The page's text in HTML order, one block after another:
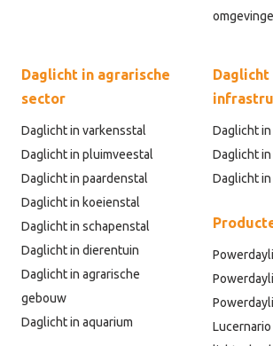
Daglicht in agrarische
sector
Daglicht in varkensstal
Daglicht in pluimveestal
Daglicht in paardenstal
Daglicht in koeienstal
Daglicht in schapenstal
Daglicht in dierentuin
Daglicht in agrarische
gebouw
Daglicht in aquarium
Daglicht
Daglicht
Daglicht
Daglicht